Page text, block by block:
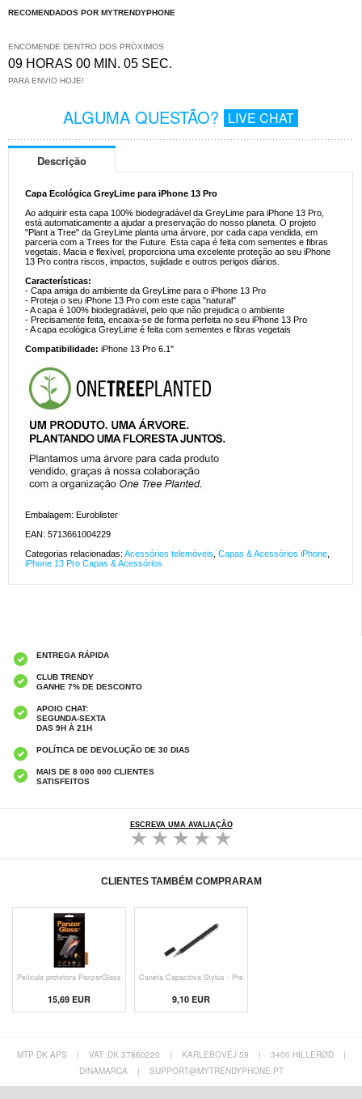
RECOMENDADOS POR MYTRENDYPHONE
ENCOMENDE DENTRO DOS PRÓXIMOS
09 HORAS 00 MIN. 05 SEC.
PARA ENVIO HOJE!
ALGUMA QUESTÃO? LIVE CHAT
Descrição
Capa Ecológica GreyLime para iPhone 13 Pro
Ao adquirir esta capa 100% biodegradável da GreyLime para iPhone 13 Pro,
está automaticamente a ajudar a preservação do nosso planeta. O projeto
"Plant a Tree" da GreyLime planta uma árvore, por cada capa vendida, em
parceria com a Trees for the Future. Esta capa é feita com sementes e fibras
vegetais. Macia e flexível, proporciona uma excelente proteção ao seu iPhone
13 Pro contra riscos, impactos, sujidade e outros perigos diários.
Características:
- Capa amiga do ambiente da GreyLime para o iPhone 13 Pro
- Proteja o seu iPhone 13 Pro com este capa "natural"
- A capa é 100% biodegradável, pelo que não prejudica o ambiente
- Precisamente feita, encaixa-se de forma perfeita no seu iPhone 13 Pro
- A capa ecológica GreyLime é feita com sementes e fibras vegetais
Compatibilidade: iPhone 13 Pro 6.1"
Embalagem: Euroblister
EAN: 5713661004229
Categorias relacionadas: Acessórios telemóveis Capas & Acessórios iPhone
iPhone 13 Pro Capas & Acessórios
ENTREGA RÁPIDA
CLUB TRENDY
GANHE 7% DE DESCONTO
APOIO CHAT:
SEGUNDA-SEXTA
DAS 9H À 21H
POLÍTICA DE DEVOLUÇÃO DE 30 DIAS
MAIS DE 8 000 000 CLIENTES
SATISFEITOS
ESCREVA UMA AVALIAÇÃO
CLIENTES TAMBÉM COMPRARAM
Película protetora PanzerGlass
15,69 EUR
Caneta Capacitiva Stylus - Pre
9,10 EUR
MTP DK APS | VAT: DK 37860220 | KARLEBOVEJ 59 | 3400 HILLERØD
|
DINAMARCA
| SUPPORT@MYTRENDYPHONE.PT